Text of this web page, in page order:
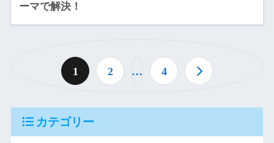
ーマで解決！
1 2 … 4
カテゴリー